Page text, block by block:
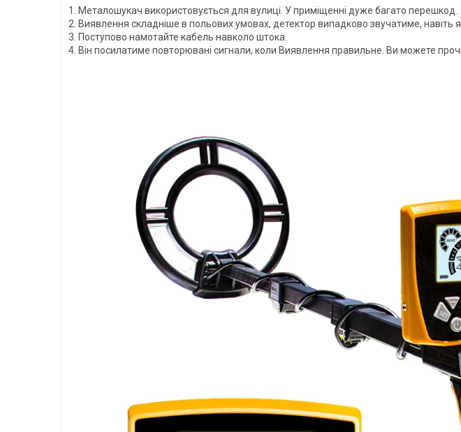
1. Металошукач використовується для вулиці. У приміщенні дуже багато перешкод.
2. Виявлення складніше в польових умовах, детектор випадково звучатиме,
3. Поступово намотайте кабель навколо штока.
4. Він посилатиме повторювані сигнали, коли Виявлення правильне. Ви можете